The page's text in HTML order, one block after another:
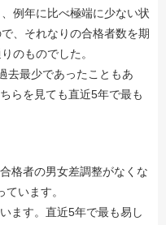
例年に比べ極端に少ない状
、それなりの合格者数を期
のものでした。
去最少であったこともあ
らを見ても直近5年で最も
格者の男女差調整がなくな
います。
ます。直近5年で最も易し